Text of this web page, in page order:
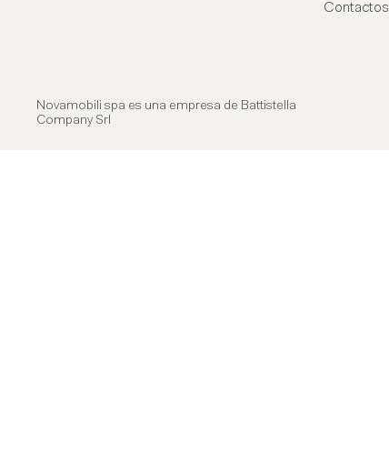
Contactos
Novamobili spa es una empresa de Battistella
Company Srl